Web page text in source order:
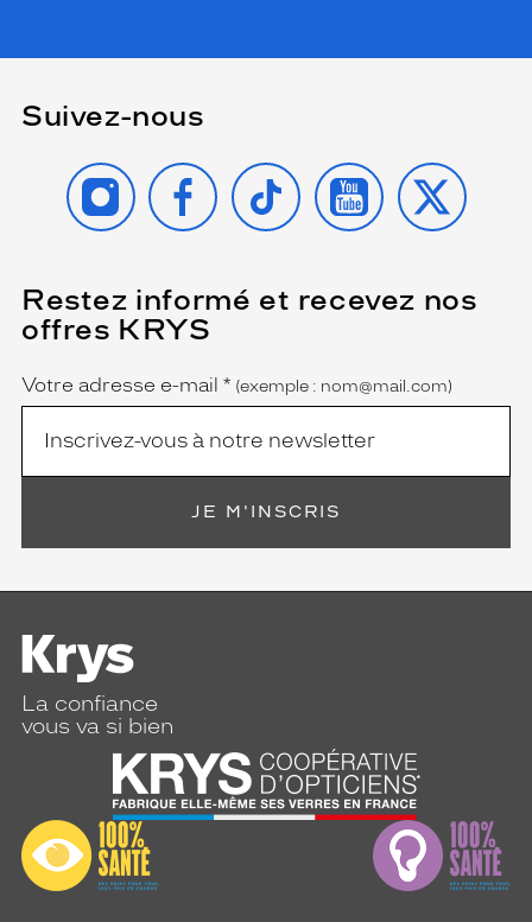
Suivez-nous
INSTAGRAMFACEBOOK
TIKTOK YOUTUBE
X
Restez informé et recevez nos
offres KRYS
Name
Votre adresse e-mail *
(Ce
champ
est
obligatoire)
(exemple : nom@mail.com)
JE M'INSCRIS
La confiance
vous va si bien